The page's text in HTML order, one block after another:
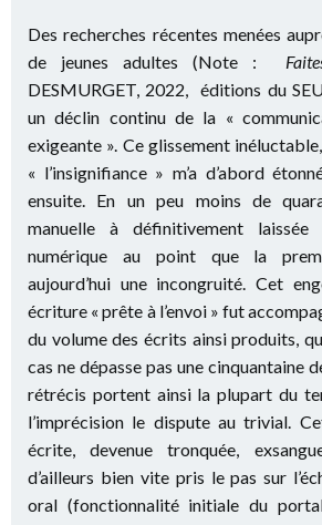
Des recherches récentes menées
de jeunes adultes (Note :
DESMURGET, 2022, éditions du
un déclin continu de la «
exigeante ». Ce glissement
« l’insignifiance » m’a d’abord
ensuite. En un peu moins de
manuelle à définitivement laissée
numérique au point que la
aujourd’hui une incongruité. Cet
écriture « prête à l’envoi » fut
du volume des écrits ainsi produits,
cas ne dépasse pas une cinquantaine
rétrécis portent ainsi la plupart du
l’imprécision le dispute au trivial.
écrite, devenue tronquée,
d’ailleurs bien vite pris le pas sur
oral (fonctionnalité initiale du